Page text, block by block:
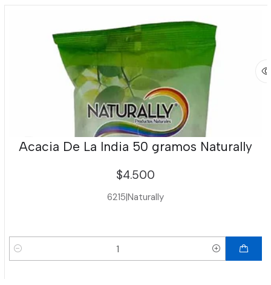
Acacia De La India 50 gramos Naturally
$4.500
6215|Naturally
Cantidad